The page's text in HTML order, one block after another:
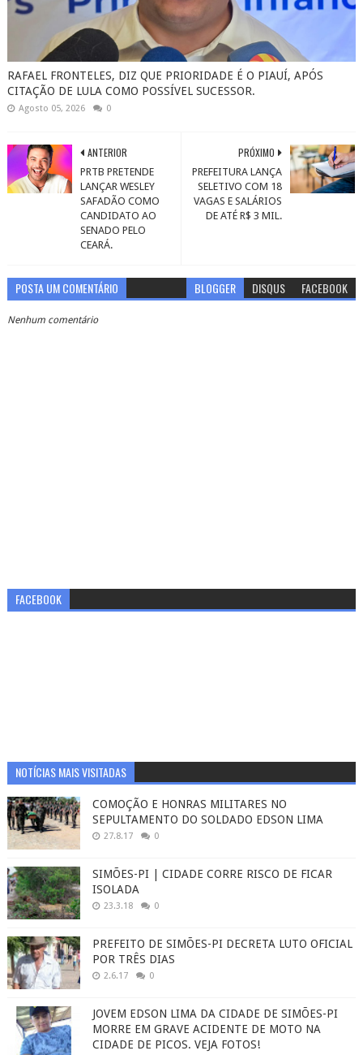
RAFAEL FRONTELES, DIZ QUE PRIORIDADE É O PIAUÍ, APÓS
CITAÇÃO DE LULA COMO POSSÍVEL SUCESSOR.
Agosto 05, 2026 0
PRÓXIMO
PREFEITURA LANÇA
SELETIVO COM 18
VAGAS E SALÁRIOS
DE ATÉ R$ 3 MIL.
ANTERIOR
PRTB PRETENDE
LANÇAR WESLEY
SAFADÃO COMO
CANDIDATO AO
SENADO PELO
CEARÁ.
POSTA UM COMENTÁRIO BLOGGER DISQUS FACEBOOK
Nenhum comentário
FACEBOOK
NOTÍCIAS MAIS VISITADAS
COMOÇÃO E HONRAS MILITARES NO
SEPULTAMENTO DO SOLDADO EDSON LIMA
27.8.17 0
SIMÕES-PI | CIDADE CORRE RISCO DE FICAR
ISOLADA
23.3.18 0
PREFEITO DE SIMÕES-PI DECRETA LUTO OFICIAL
POR TRÊS DIAS
2.6.17 0
JOVEM EDSON LIMA DA CIDADE DE SIMÕES-PI
MORRE EM GRAVE ACIDENTE DE MOTO NA
CIDADE DE PICOS. VEJA FOTOS!